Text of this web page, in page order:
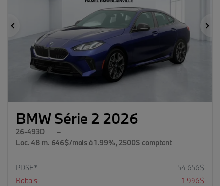
Précédent
BMW Série 2 2026
26-493D
–
Loc. 48 m. 646$/mois à 1.99%, 2500$ comptant
PDSF* 54 656$
Rabais
1 996$